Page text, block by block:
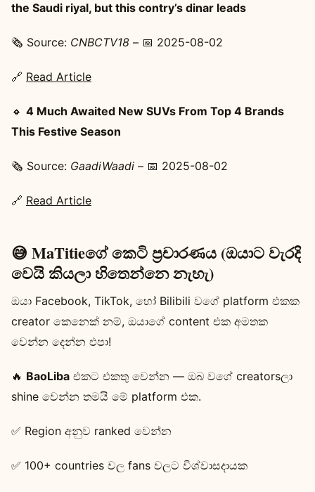
the Saudi riyal, but this contry’s dinar leads
🗞️ Source: CNBCTV18 – 📅 2025-08-02
🔗 Read Article
🔸 4 Much Awaited New SUVs From Top 4 Brands
This Festive Season
🗞️ Source: GaadiWaadi – 📅 2025-08-02
🔗 Read Article
😅 MaTitieගේ කෙටි ප්‍රචාරණය (ඔයාට වැරදි
වෙයි කියලා හිතෙන්නෙ නැහැ)
ඔයා Facebook, TikTok, හෝ Bilibili වගේ platform එකක
creator කෙනෙක් නම්, ඔයාගේ content එක අමතක
වෙන්න දෙන්න එපා!
🔥 BaoLiba එකට එකතු වෙන්න — ඔබ වගේ creatorsලා
shine වෙන්න තමයි මේ platform එක.
✅ Region අනුව ranked වෙන්න
✅ 100+ countries වල fans වලට විශ්වාසදායක